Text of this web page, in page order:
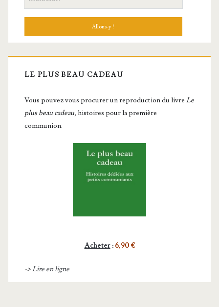
LE PLUS BEAU CADEAU
Vous pou­vez vous pro­cu­rer un repro­duc­tion du livre Le
plus beau cadeau, histoires pour la première
communion.
Acheter: 6,90 €
->Lire en ligne